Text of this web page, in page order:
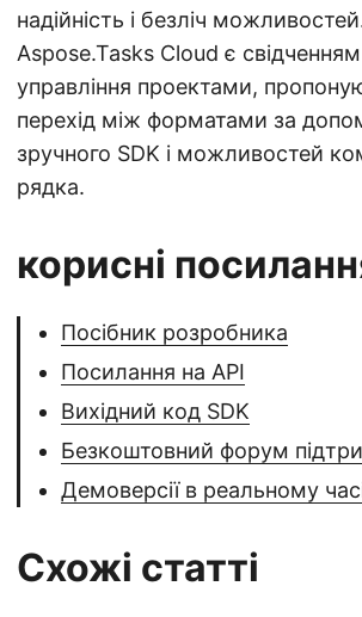
надійність і безліч
Aspose.Tasks Cloud є
управління проектами,
перехід між форматами за
зручного SDK і можливостей
рядка.
корисні
Посібник розробника
Посилання на API
Вихідний код SDK
Безкоштовний форум
Демоверсії в реальному
Схожі статті